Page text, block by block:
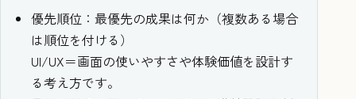
優先順位：最優先の成果は何か（複数ある場合
は順位を付ける）
UI/UX＝画面の使いやすさや体験価値を設計す
る考え方です。